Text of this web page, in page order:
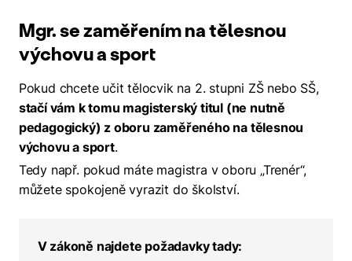
Mgr. se zaměřením na tělesnou
výchovu a sport
Pokud chcete učit tělocvik na 2. stupni ZŠ nebo SŠ,
stačí vám k tomu magisterský titul (ne nutně
pedagogický) z oboru zaměřeného na tělesnou
výchovu a sport.
Tedy např. pokud máte magistra v oboru „Trenér“,
můžete spokojeně vyrazit do školství.
V zákoně najdete požadavky tady: